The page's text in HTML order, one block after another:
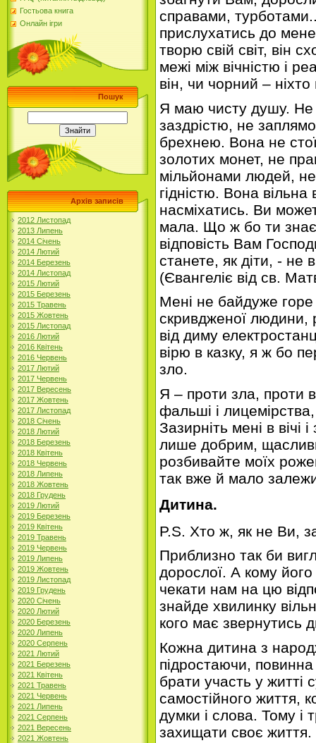
Гостьова книга
Онлайн ігри
Пошук
Архів записів
2012 Листопад
2013 Липень
2014 Січень
2014 Лютий
2014 Березень
2014 Листопад
2015 Лютий
2015 Березень
2015 Травень
2015 Жовтень
2015 Листопад
2016 Лютий
2016 Квітень
2016 Червень
2017 Лютий
2017 Червень
2017 Вересень
2017 Жовтень
2017 Листопад
2018 Січень
2018 Лютий
2018 Березень
2018 Квітень
2018 Червень
2018 Липень
2018 Жовтень
2018 Грудень
2019 Лютий
2019 Березень
2019 Квітень
2019 Травень
2019 Червень
2019 Липень
2019 Жовтень
2019 Листопад
2019 Грудень
2020 Січень
2020 Лютий
2020 Березень
2020 Липень
2020 Серпень
2021 Лютий
2021 Березень
2021 Квітень
2021 Травень
2021 Червень
2021 Липень
2021 Серпень
2021 Вересень
2021 Жовтень
справами,
прислухатись до
творю свій світ, він
межі між вічністю і
він, чи чорний –
Я маю чисту душу. Не
заздрістю, не
брехнею. Вона не
золотих монет, не
мільйонами людей,
гідністю. Вона
насміхатись. Ви
мала. Що ж бо ти
відповість Вам
станете, як діти, - не
(Євангеліє від св.
Мені не байдуже горе
скривдженої людини,
від диму
вірю в казку, я ж бо
зло.
Я – проти зла, проти
фальші і
Зазирніть мені в вічі
лише добрим,
розбивайте моїх
так вже й мало
Дитина.
P.S. Хто ж, як не Ви,
Приблизно так би
дорослої. А кому
чекати нам на цю
знайде хвилинку
кого має звернутись
Кожна дитина з
підростаючи,
брати участь у житті
самостійного життя,
думки і слова. Тому і
захищати своє життя.